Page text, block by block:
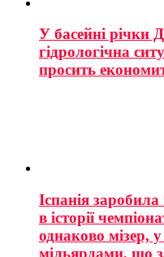
У басейні річки
гідрологічна
просить
Іспанія
в історії
однаково мізер,
мільярдами, що